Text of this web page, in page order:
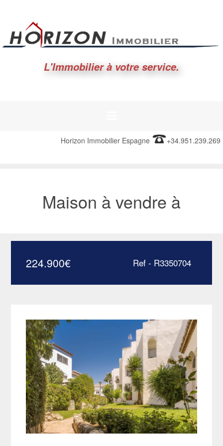
L'Immobilier à votre service.
Horizon Immobilier Espagne +34.951.239.269
Maison à vendre à
224.900€ Ref - R3350704